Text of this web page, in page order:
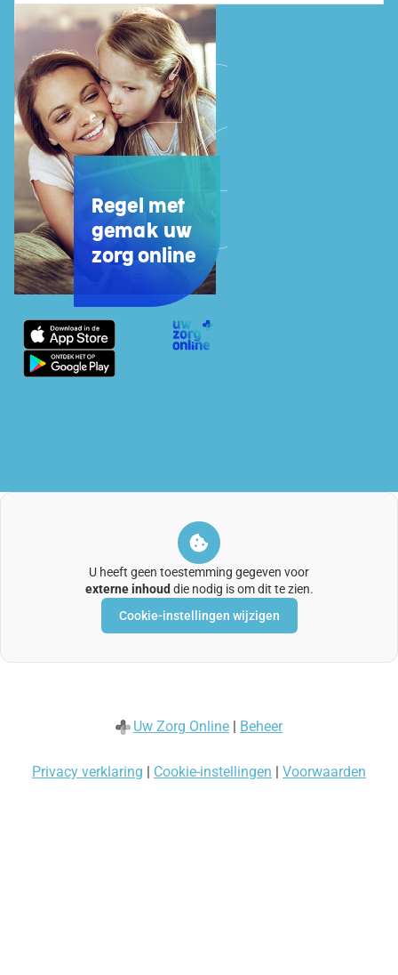
Uw
Zorg
Online
Regel met
gemak uw
zorg online
U heeft geen toestemming gegeven voor
externe inhoud die nodig is om dit te zien.
Cookie-instellingen wijzigen
Uw Zorg Online | Beheer
Privacy verklaring Cookie-instellingen Voorwaarden